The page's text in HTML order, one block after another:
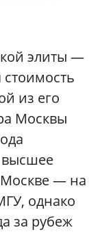
элиты —
стоимость
из его
Москвы
высшее
— на
однако
за рубеж